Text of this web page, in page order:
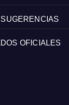
OFICIALES